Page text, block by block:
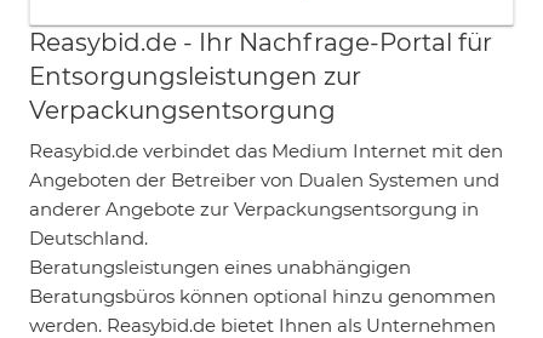
Reasybid.de - Ihr Nachfrage-Portal für
Entsorgungsleistungen zur
Verpackungsentsorgung
Reasybid.de verbindet das Medium Internet mit den
Angeboten der Betreiber von Dualen Systemen und
anderer Angebote zur Verpackungsentsorgung in
Deutschland.
Beratungsleistungen eines unabhängigen
Beratungsbüros können optional hinzu genommen
werden. Reasybid.de bietet Ihnen als Unternehmen